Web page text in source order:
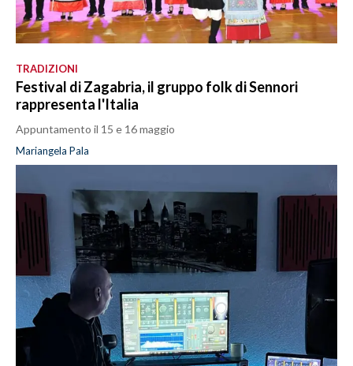
TRADIZIONI
Festival di Zagabria, il gruppo folk di Sennori
rappresenta l'Italia
Appuntamento il 15 e 16 maggio
Mariangela Pala